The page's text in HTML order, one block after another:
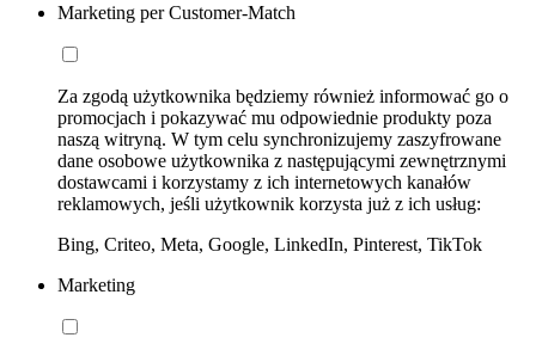
Marketing per Customer-Match
Za zgodą użytkownika będziemy również informować go o
promocjach i pokazywać mu odpowiednie produkty poza
naszą witryną. W tym celu synchronizujemy zaszyfrowane
dane osobowe użytkownika z następującymi zewnętrznymi
dostawcami i korzystamy z ich internetowych kanałów
reklamowych, jeśli użytkownik korzysta już z ich usług:
Bing, Criteo, Meta, Google, LinkedIn, Pinterest, TikTok
Marketing